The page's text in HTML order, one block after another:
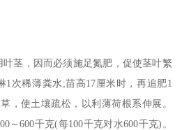
茎，因而必须施足氮肥，促使茎叶繁
1次稀薄粪水;苗高17厘米时，再追肥1
，使土壤疏松，以利薄荷根系伸展。
～600千克(每100千克对水600千克)。